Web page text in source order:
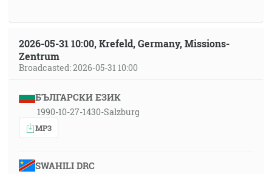
2026-05-31 10:00, Krefeld, Germany, Missions-
Zentrum
Broadcasted: 2026-05-31 10:00
БЪЛГАРСКИ ЕЗИК
1990-10-27-1430-Salzburg
MP3
SWAHILI DRC